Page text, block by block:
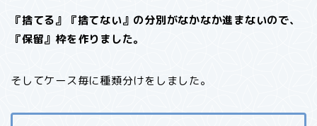
『捨てる』『捨てない』の分別がなかなか進まないので、
『保留』枠を作りました。
そしてケース毎に種類分けをしました。